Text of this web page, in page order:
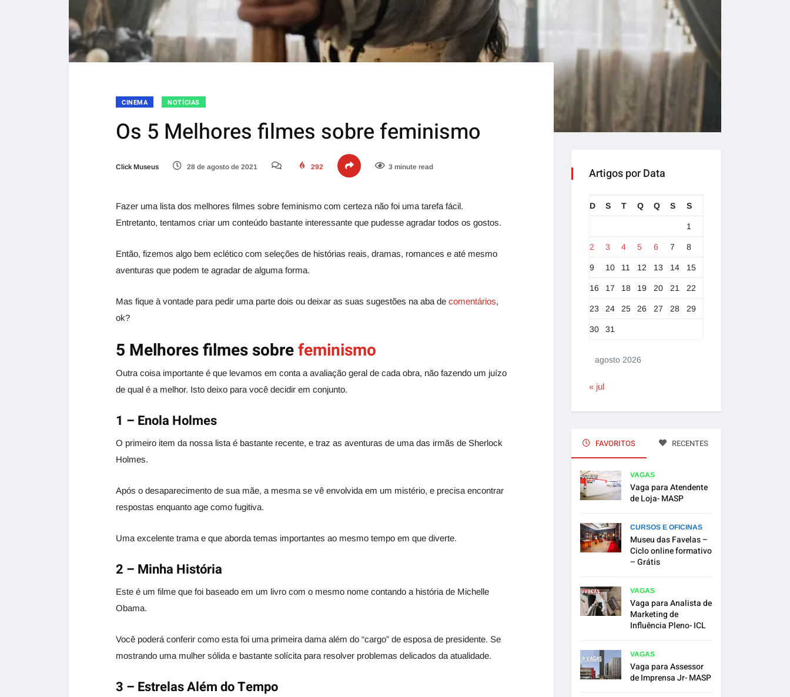
CINEMA NOTÍCIAS
Os 5 Melhores filmes sobre feminismo
Click Museus 28 de agosto de 2021 292 3 minute read
Fazer uma lista dos melhores filmes sobre feminismo com certeza não foi uma tarefa fácil.
Entretanto, tentamos criar um conteúdo bastante interessante que pudesse agradar todos os gostos.
Então, fizemos algo bem eclético com seleções de histórias reais, dramas, romances e até mesmo
aventuras que podem te agradar de alguma forma.
Mas fique à vontade para pedir uma parte dois ou deixar as suas sugestões na aba de comentários,
ok?
5 Melhores filmes sobrefeminismo
Outra coisa importante é que levamos em conta a avaliação geral de cada obra, não fazendo um juízo
de qual é a melhor. Isto deixo para você decidir em conjunto.
1 – Enola Holmes
O primeiro item da nossa lista é bastante recente, e traz as aventuras de uma das irmãs de Sherlock
Holmes.
Após o desaparecimento de sua mãe, a mesma se vê envolvida em um mistério, e precisa encontrar
respostas enquanto age como fugitiva.
Uma excelente trama e que aborda temas importantes ao mesmo tempo em que diverte.
2 – Minha História
Este é um filme que foi baseado em um livro com o mesmo nome contando a história de Michelle
Obama.
Você poderá conferir como esta foi uma primeira dama além do “cargo” de esposa de presidente. Se
mostrando uma mulher sólida e bastante solícita para resolver problemas delicados da atualidade.
3 – Estrelas Além do Tempo
Artigos por Data
agosto 2026
D S T Q Q S S
1
2 3 4 5 6 7 8
9 10 11 12 13 14 15
16 17 18 19 20 21 22
23 24 25 26 27 28 29
30 31
« jul
FAVORITOS RECENTES
VAGAS
Vaga para Atendente
de Loja- MASP
CURSOS E OFICINAS
Museu das Favelas –
Ciclo online formativo
– Grátis
VAGAS
Vaga para Analista de
Marketing de
Influência Pleno- ICL
VAGAS
Vaga para Assessor
de Imprensa Jr- MASP